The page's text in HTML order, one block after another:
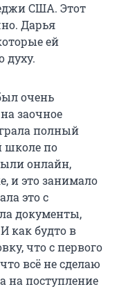
США. Этот
Дарья
ей
духу.
очень
заочное
полный
школе по
онлайн,
и это занимало
это с
документы,
как будто в
что с первого
всё не сделаю
на поступление